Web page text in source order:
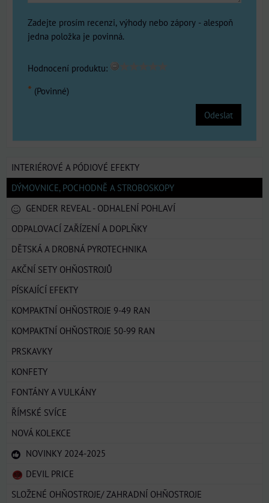
Zadejte prosím recenzi, výhody nebo zápory - alespoň
jedna položka je povinná.
Hodnocení produktu:
* (Povinné)
Odeslat
INTERIÉROVÉ A PÓDIOVÉ EFEKTY
DÝMOVNICE, POCHODNĚ A STROBOSKOPY
GENDER REVEAL - ODHALENÍ POHLAVÍ
ODPALOVACÍ ZAŘÍZENÍ A DOPLŇKY
DĚTSKÁ A DROBNÁ PYROTECHNIKA
AKČNÍ SETY OHŇOSTROJŮ
PÍSKAJÍCÍ EFEKTY
KOMPAKTNÍ OHŇOSTROJE 9-49 RAN
KOMPAKTNÍ OHŇOSTROJE 50-99 RAN
PRSKAVKY
KONFETY
FONTÁNY A VULKÁNY
ŘÍMSKÉ SVÍCE
NOVÁ KOLEKCE
NOVINKY 2024-2025
DEVIL PRICE
SLOŽENÉ OHŇOSTROJE/ ZAHRADNÍ OHŇOSTROJE